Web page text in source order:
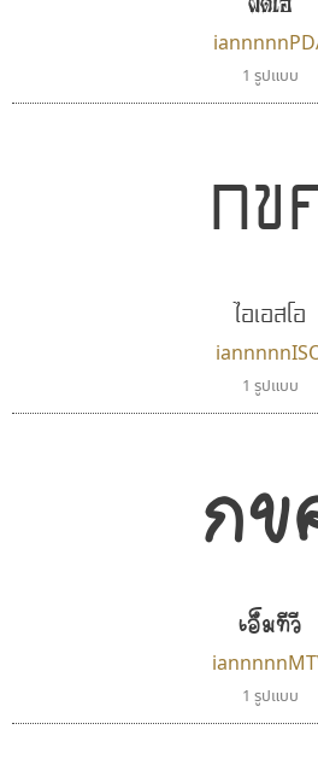
ผีดีเอ
1 รูปแบบ
กข
ไอเอสโอ
1 รูปแบบ
กข
เอ็มทีวี
1 รูปแบบ